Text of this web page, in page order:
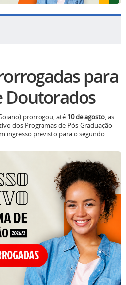
para
Doutorados
prorrogou, até 10 de agosto, as
dos Programas de Pós-Graduação
ingresso previsto para o segundo